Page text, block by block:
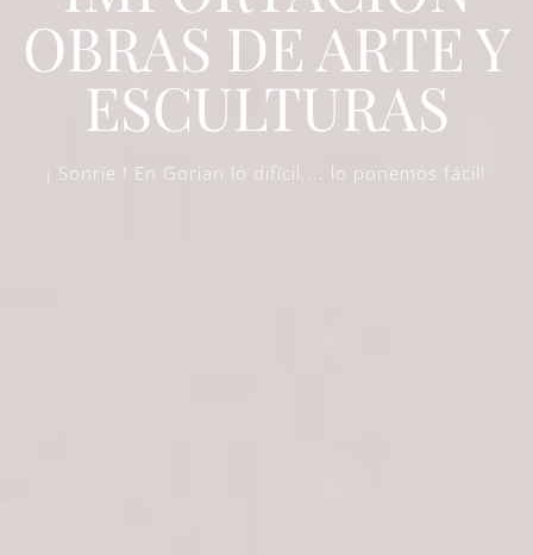
OBRAS DE ARTE Y
ESCULTURAS
¡ Sonríe ! En Gorian lo difícil.... lo ponemos fácil!